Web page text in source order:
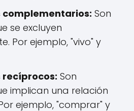
complementarios: Son
se excluyen
Por ejemplo, "vivo" y
Son
implican una relación
ejemplo, "comprar" y